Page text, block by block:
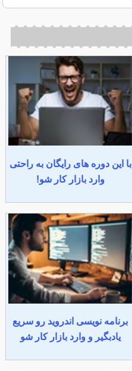
با این دوره های رایگان به راحتی
وارد بازار کار شو!
برنامه نویسی اندروید رو سریع
یادبگیر و وارد بازار کار شو